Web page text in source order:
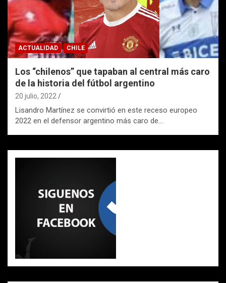
ACTUALIDAD CHILE
Los “chilenos” que tapaban al central más caro
de la historia del fútbol argentino
20 julio, 2022
Lisandro Martínez se convirtió en este receso europeo
2022 en el defensor argentino más caro de…